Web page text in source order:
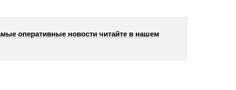
оперативные новости читайте в нашем